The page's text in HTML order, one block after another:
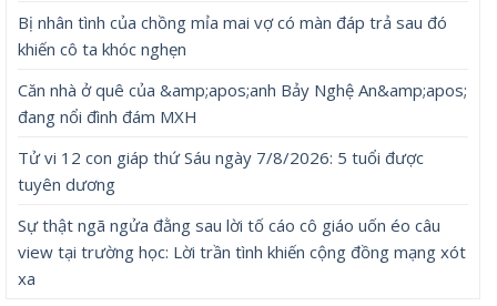
Bị nhân tình của chồng mỉa mai vợ có màn đáp trả sau đó
khiến cô ta khóc nghẹn
Căn nhà ở quê của &amp;apos;anh Bảy Nghệ An&amp;apos;
đang nổi đình đám MXH
Tử vi 12 con giáp thứ Sáu ngày 7/8/2026: 5 tuổi được
tuyên dương
Sự thật ngã ngửa đằng sau lời tố cáo cô giáo uốn éo câu
view tại trường học: Lời trần tình khiến cộng đồng mạng xót
xa